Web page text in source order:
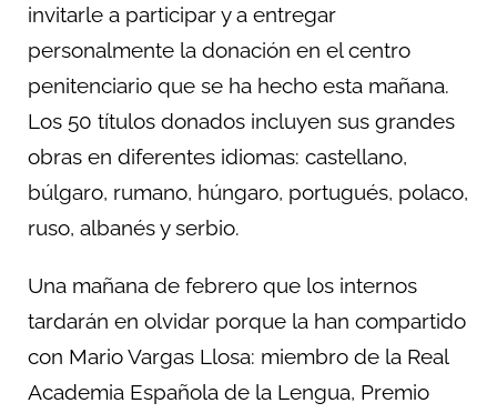
invitarle a participar y a entregar
personalmente la donación en el centro
penitenciario que se ha hecho esta mañana.
Los 50 títulos donados incluyen sus grandes
obras en diferentes idiomas: castellano,
búlgaro, rumano, húngaro, portugués, polaco,
ruso, albanés y serbio.
Una mañana de febrero que los internos
tardarán en olvidar porque la han compartido
con Mario Vargas Llosa: miembro de la Real
Academia Española de la Lengua, Premio